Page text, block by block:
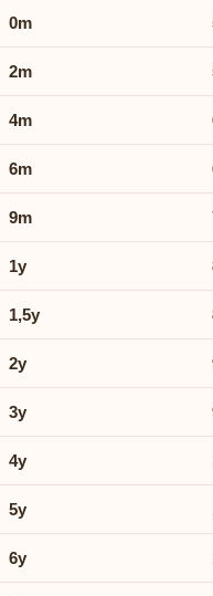
0m
2m
4m
6m
9m
1y
1,5y
2y
3y
4y
5y
6y